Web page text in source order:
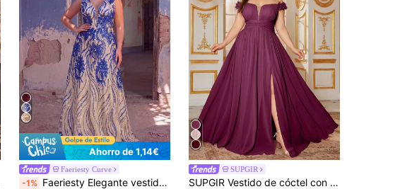
Ahorro de 1,14€
Faeriesty Curve
-1% Faeriesty Elegante vestido de noche sin mangas con escote en V, adornado con bordados intrincados y lentejuelas brillantes - Un vestido formal de lujo. Fiesta Primavera Otoño
SUPGIR
SUPGIR Vestido de cóctel con escote en V, sin mangas, cintura fruncida, cruzado, con abertura y falda acampanada, para boda, primavera, fiesta y otoño